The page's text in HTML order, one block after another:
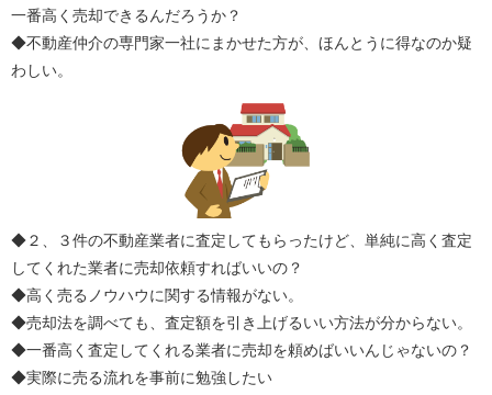
一番高く売却できるんだろうか？
◆不動産仲介の専門家一社にまかせた方が、ほんとうに得なのか疑
わしい。
◆２、３件の不動産業者に査定してもらったけど、単純に高く査定
してくれた業者に売却依頼すればいいの？
◆高く売るノウハウに関する情報がない。
◆売却法を調べても、査定額を引き上げるいい方法が分からない。
◆一番高く査定してくれる業者に売却を頼めばいいんじゃないの？
◆実際に売る流れを事前に勉強したい